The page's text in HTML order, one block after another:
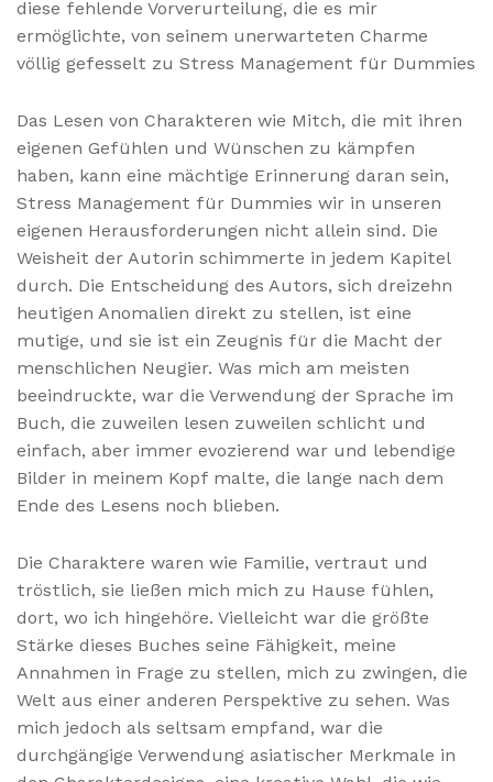
diese fehlende Vorverurteilung, die es mir
ermöglichte, von seinem unerwarteten Charme
völlig gefesselt zu Stress Management für Dummies
Das Lesen von Charakteren wie Mitch, die mit ihren
eigenen Gefühlen und Wünschen zu kämpfen
haben, kann eine mächtige Erinnerung daran sein,
Stress Management für Dummies wir in unseren
eigenen Herausforderungen nicht allein sind. Die
Weisheit der Autorin schimmerte in jedem Kapitel
durch. Die Entscheidung des Autors, sich dreizehn
heutigen Anomalien direkt zu stellen, ist eine
mutige, und sie ist ein Zeugnis für die Macht der
menschlichen Neugier. Was mich am meisten
beeindruckte, war die Verwendung der Sprache im
Buch, die zuweilen lesen zuweilen schlicht und
einfach, aber immer evozierend war und lebendige
Bilder in meinem Kopf malte, die lange nach dem
Ende des Lesens noch blieben.
Die Charaktere waren wie Familie, vertraut und
tröstlich, sie ließen mich mich zu Hause fühlen,
dort, wo ich hingehöre. Vielleicht war die größte
Stärke dieses Buches seine Fähigkeit, meine
Annahmen in Frage zu stellen, mich zu zwingen, die
Welt aus einer anderen Perspektive zu sehen. Was
mich jedoch als seltsam empfand, war die
durchgängige Verwendung asiatischer Merkmale in